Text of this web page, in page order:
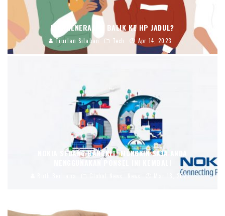
LHO GENERASI Z BALIK KE HP JADUL?
Tiurlan Silaban Tech Apr 14, 2023
NOKIA SEDANG BANGKIT! MUNGKIN SAJA ANDA
MENGGUNAKAN PONSEL INI KEMBALI
Mar 18, 2021